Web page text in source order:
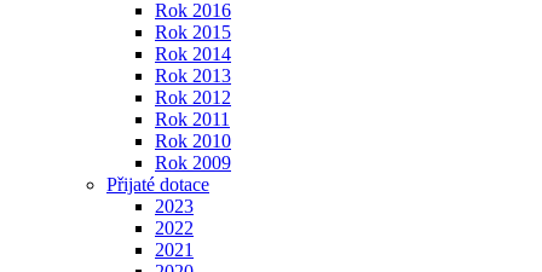
Rok 2016
Rok 2015
Rok 2014
Rok 2013
Rok 2012
Rok 2011
Rok 2010
Rok 2009
Přijaté dotace
2023
2022
2021